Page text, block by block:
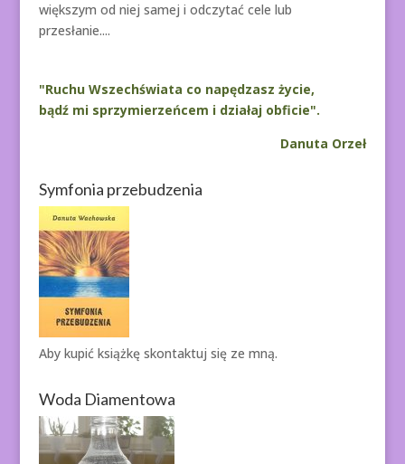
większym od niej samej i odczytać cele lub
przesłanie....
"Ruchu Wszechświata co napędzasz życie,
bądź mi sprzymierzeńcem i działaj obficie".
Danuta Orzeł
Symfonia przebudzenia
Aby kupić książkę skontaktuj się ze mną.
Woda Diamentowa